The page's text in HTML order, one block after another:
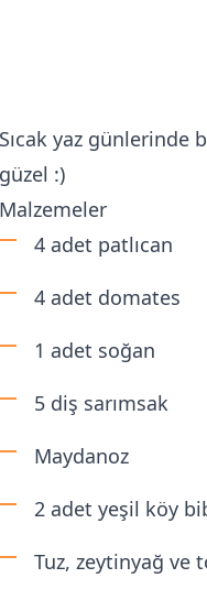
Sıcak yaz
güzel :)
Malzemeler
4 adet patlıcan
4 adet domates
1 adet soğan
5 diş sarımsak
Maydanoz
2 adet yeşil köy
Tuz, zeytinyağ ve